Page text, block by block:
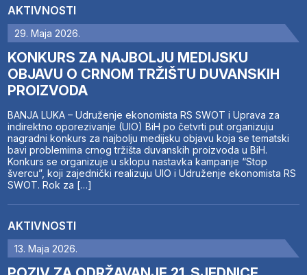
AKTIVNOSTI
29. Maja 2026.
KONKURS ZA NAJBOLJU MEDIJSKU
OBJAVU O CRNOM TRŽIŠTU DUVANSKIH
PROIZVODA
BANJA LUKA – Udruženje ekonomista RS SWOT i Uprava za
indirektno oporezivanje (UIO) BiH po četvrti put organizuju
nagradni konkurs za najbolju medijsku objavu koja se tematski
bavi problemima crnog tržišta duvanskih proizvoda u BiH.
Konkurs se organizuje u sklopu nastavka kampanje “Stop
švercu”, koji zajednički realizuju UIO i Udruženje ekonomista RS
SWOT. Rok za […]
AKTIVNOSTI
13. Maja 2026.